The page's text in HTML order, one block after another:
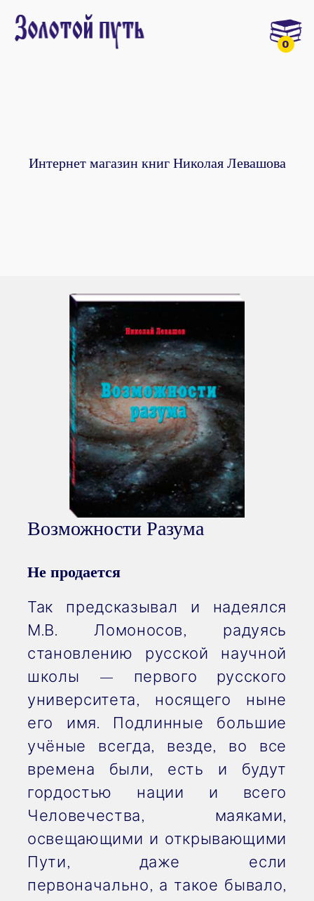
0
Интернет магазин книг Николая Левашова
Возможности Разума
Не продается
Так предсказывал и надеялся
М.В. Ломоносов, радуясь
становлению русской научной
школы — первого русского
университета, носящего ныне
его имя. Подлинные большие
учёные всегда, везде, во все
времена были, есть и будут
гордостью нации и всего
Человечества, маяками,
освещающими и открывающими
Пути, даже если
первоначально, а такое бывало,